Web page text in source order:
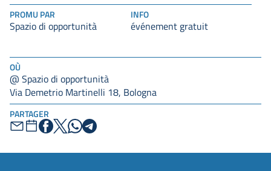
OÙ
@ Spazio di opportunità
Via Demetrio Martinelli 18, Bologna
PARTAGER
PROMU PAR
Spazio di opportunità
INFO
événement gratuit